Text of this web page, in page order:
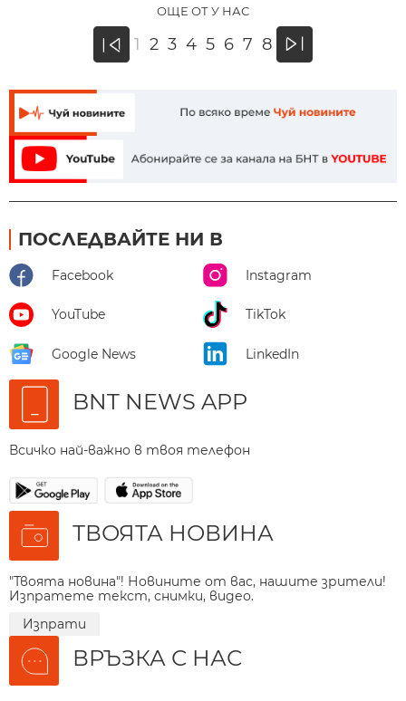
ОЩЕ ОТ У НАС
« 1 2 3 4 5 6 7 8 »
ПОСЛЕДВАЙТЕ НИ В
Facebook Instagram
YouTube TikTok
Google News LinkedIn
BNT NEWS APP
Всичко най-важно в твоя телефон
ТВОЯТА НОВИНА
"Твоята новина"! Новините от вас, нашите зрители!
Изпратете текст, снимки, видео.
Изпрати
ВРЪЗКА С НАС